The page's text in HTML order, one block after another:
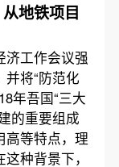
地铁项目
济工作会议强
将“防范化
年吾国“三大
的重要组成
高等特点，理
种背景下，